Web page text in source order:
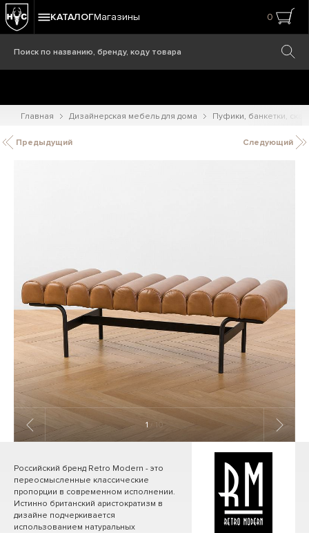
КАТАЛОГМагазины 0
Главная Дизайнерская мебель для дома Пуфики, банкетки,
Предыдущий Следующий
1 / 10
Российский бренд Retro Modern - это
переосмысленные классические
пропорции в современном исполнении.
Истинно британский аристократизм в
дизайне подчеркивается
использованием натуральных